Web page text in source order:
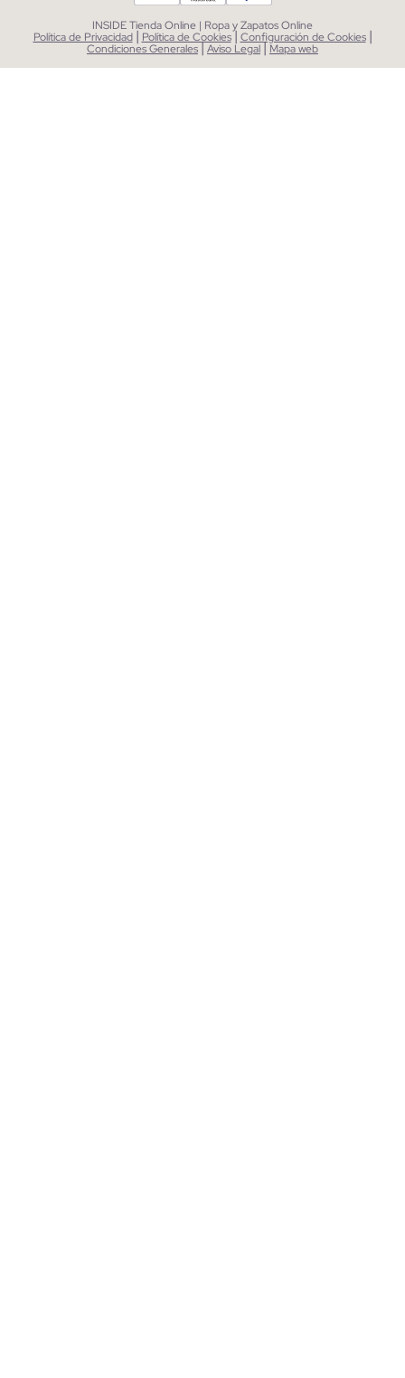
INSIDE Tienda Online | Ropa y Zapatos Online
Política de Privacidad | Política de Cookies| Configuración de Cookies |
Condiciones Generales|Aviso Legal| Mapa web